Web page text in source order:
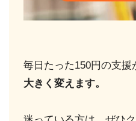
毎日たった150円の支援
大きく変えます。